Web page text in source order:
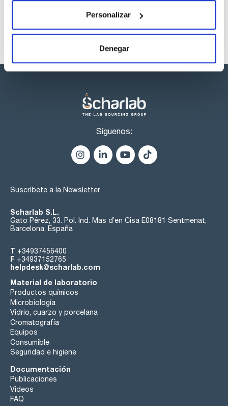
Personalizar
Denegar
Síguenos:
Suscríbete a la Newsletter
Scharlab S.L.
Gato Pérez, 33. Pol. Ind. Mas d’en Cisa E08181 Sentmenat,
Barcelona, España
T +34937456400
F +34937152765
helpdesk@scharlab.com
Material de laboratorio
Productos químicos
Microbiología
Vidrio, cuarzo y porcelana
Cromatografía
Equipos
Consumible
Seguridad e higiene
Documentación
Publicaciones
Videos
FAQ